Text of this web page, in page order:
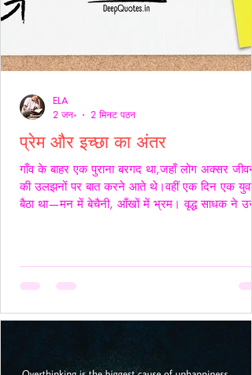
प्रेम और इच्छा का अंतर
गाँव के बाहर एक पुराना बरगद था,जहाँ लोग अक्सर जीवन
की उलझनों पर बात करने आते थे।वहीं एक दिन एक युवक
बैठा था—मन में बेचैनी, आँखों में भ्रम। वृद्ध साधक ने उसे
अनुग्रह समझो।और यदि अस्वीकार करे,तो उसकी इच्छा
उन्होंने ठहरकर कहा—
ELA
2 जन॰
2 मिनट पठन